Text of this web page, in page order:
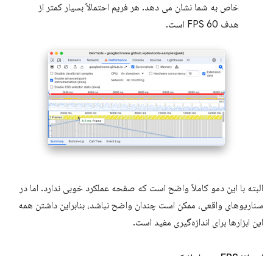
خاص به شما نشان می دهد. هر فریم احتمالاً بسیار کمتر از
هدف 60 FPS است.
البته با این دمو کاملاً واضح است که صفحه عملکرد خوبی ندارد. اما در
سناریوهای واقعی، ممکن است چندان واضح نباشد، بنابراین داشتن همه
این ابزارها برای اندازه‌گیری مفید است.